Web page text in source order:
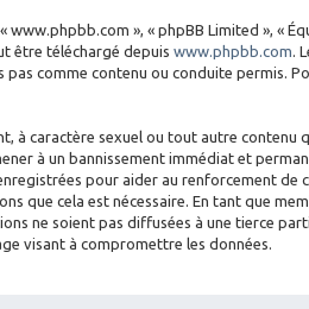
», « phpBB Limited », «
être téléchargé depuis www.phpbb.com .
comme contenu ou conduite permis.
à caractère sexuel ou tout autre contenu
à un bannissement immédiat et
pour aider au renforcement de
que cela est nécessaire. En tant que
ne soient pas diffusées à une tierce
visant à compromettre les données.